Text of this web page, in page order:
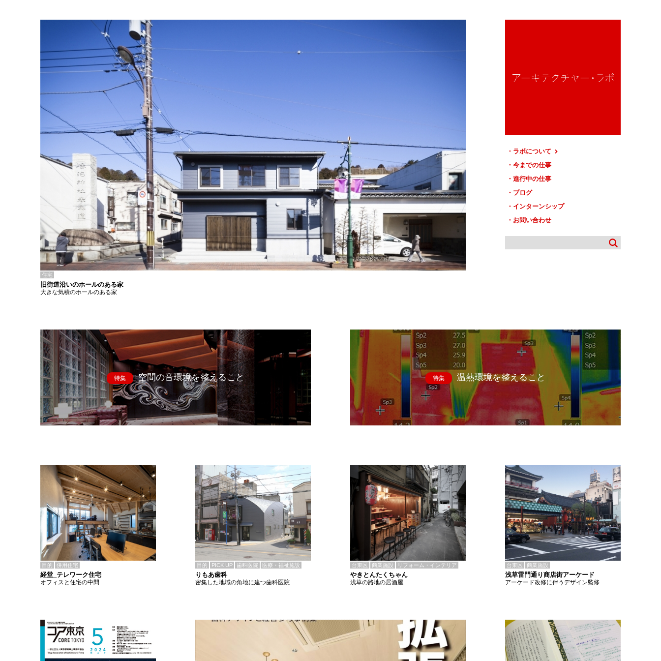
ラボについて
今までの仕事
進行中の仕事
ブログ
インターンシップ
お問い合わせ
住宅
旧街道沿いのホールのある家
大きな気積のホールのある家
特集 空間の音環境を整えること 特集 温熱環境を整えること
目的 併用住宅
経堂_テレワーク住宅
オフィスと住宅の中間
目的 PICK UP 歯科医院 医療・福祉施設
りもあ歯科
密集した地域の角地に建つ歯科医院
台東区 商業施設 リフォーム・インテリア
やきとんたくちゃん
浅草の路地の居酒屋
台東区 商業施設
浅草雷門通り商店街アーケード
アーケード改修に伴うデザイン監修